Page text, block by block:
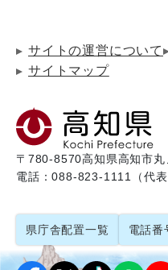
サイトの運営について
サイトマップ
〒780-8570高知県高知市
電話：088-823-1111（代
県庁舎配置一覧 電話番